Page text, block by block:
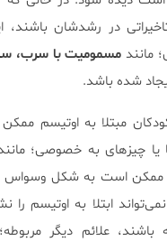
در رشدشان باشند،
مانند مسمومیت با سرب،
شده باشد.
مبتلا به اوتیسم
یا چیز‌های به خصوصی؛
ممکن است به شکل وسواس
ابتلا به اوتیسم را
باشند، علائم دیگر